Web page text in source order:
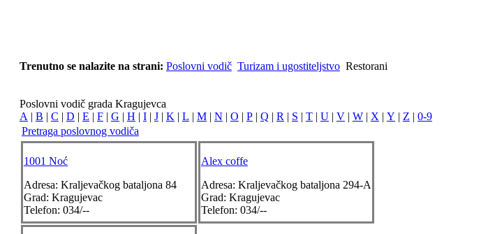
Trenutno se nalazite na strani: Poslovni vodič Turizam i ugostiteljstvo Restorani
Poslovni vodič grada Kragujevca
A | B | C | D | E | F| G | H | I| J| K | L | M| N | O | P| Q | R | S | T| U| V| W| X | Y | Z | 0-9
Pretraga poslovnog vodiča
1001 Noć
Adresa: Kraljevačkog bataljona 84
Grad: Kragujevac
Telefon: 034/--
Alex coffe
Adresa: Kraljevačkog bataljona 294-A
Grad: Kragujevac
Telefon: 034/--